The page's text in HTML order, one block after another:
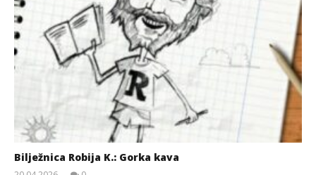
Bilježnica Robija K.: Gorka kava